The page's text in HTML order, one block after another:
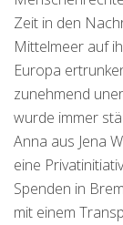
Zeit in den
Mittelmeer auf
Europa
zunehmend
wurde immer
Anna aus Jena
eine
Spenden in
mit einem